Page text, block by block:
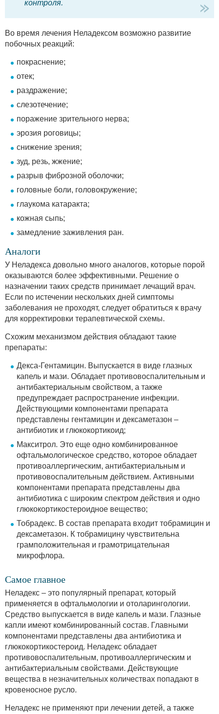
контроля.
Во время лечения Неладексом возможно развитие
побочных реакций:
покраснение;
отек;
раздражение;
слезотечение;
поражение зрительного нерва;
эрозия роговицы;
снижение зрения;
зуд, резь, жжение;
разрыв фиброзной оболочки;
головные боли, головокружение;
глаукома катаракта;
кожная сыпь;
замедление заживления ран.
Аналоги
У Неладекса довольно много аналогов, которые порой
оказываются более эффективными. Решение о
назначении таких средств принимает лечащий врач.
Если по истечении нескольких дней симптомы
заболевания не проходят, следует обратиться к врачу
для корректировки терапевтической схемы.
Схожим механизмом действия обладают такие
препараты:
Декса-Гентамицин. Выпускается в виде глазных
капель и мази. Обладает противовоспалительным и
антибактериальным свойством, а также
предупреждает распространение инфекции.
Действующими компонентами препарата
представлены гентамицин и дексаметазон –
антибиотик и глюкокортикоид;
Макситрол. Это еще одно комбинированное
офтальмологическое средство, которое обладает
противоаллергическим, антибактериальным и
противовоспалительным действием. Активными
компонентами препарата представлены два
антибиотика с широким спектром действия и одно
глюкокортикостероидное вещество;
Тобрадекс. В состав препарата входит тобрамицин и
дексаметазон. К тобрамицину чувствительна
грамположительная и грамотрицательная
микрофлора.
Самое главное
Неладекс – это популярный препарат, который
применяется в офтальмологии и отоларингологии.
Средство выпускается в виде капель и мази. Глазные
капли имеют комбинированный состав. Главными
компонентами представлены два антибиотика и
глюкокортикостероид. Неладекс обладает
противовоспалительным, противоаллергическим и
антибактериальным свойствами. Действующие
вещества в незначительных количествах попадают в
кровеносное русло.
Неладекс не применяют при лечении детей, а также